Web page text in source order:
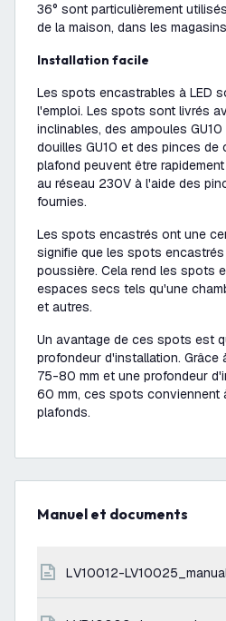
36° sont particulièrement
de la maison, dans les
Installation facile
Les spots encastrables à LED
l'emploi. Les spots sont livrés
inclinables, des ampoules
douilles GU10 et des pinces de
plafond peuvent être
au réseau 230V à l'aide des
fournies.
Les spots encastrés ont une
signifie que les spots
poussière. Cela rend les spots
espaces secs tels qu'une
et autres.
Un avantage de ces spots est
profondeur d'installation. Grâce
75-80 mm et une profondeur
60 mm, ces spots conviennent
plafonds.
Manuel et documents
LV10012-